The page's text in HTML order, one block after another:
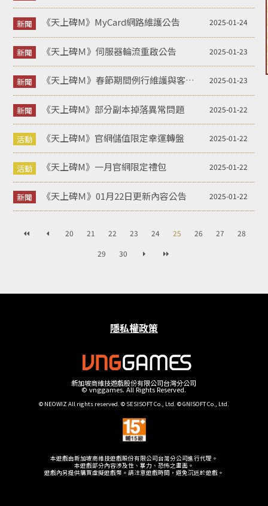
《天上碑M》MyCard網路維護公告 2025-01-24
《天上碑Ｍ》伺服器輪流重啟公告 2025-01-23
《天上碑Ｍ》春節期間例行維護與客服人力調整公告 2025-01-23
《天上碑M》部分副本掉落異常問題 2025-01-22
《天上碑M》官網儲值限定幸運轉盤 2025-01-22
《天上碑M》一月官網限定禮包 2025-01-22
《天上碑Ｍ》01月22日更新內容公告 2025-01-22
20 21 22 23 24 25 26 27
28
29
30
隱私權政策
新加坡商維技遊戲股份有限公司台灣分公司
© vnggames. All Rights Reserved.
© NEOWIZ All rights reserved. © SESISOFT Co., Ltd. © GNISOFT Co., Ltd.
本遊戲由新加坡商維技遊戲股份有限公司台灣分公司進行代理。
本遊戲部分內容涉及性、暴力、恐怖之畫面。
遊戲內另提供購買虛擬遊戲幣。請注意遊戲時間，避免沉迷於遊戲。